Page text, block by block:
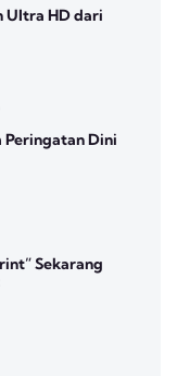
Ultra HD dari
Peringatan Dini
Sekarang